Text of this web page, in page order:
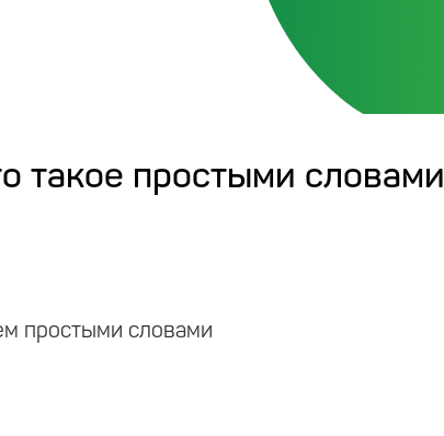
такое простыми словами
простыми словами